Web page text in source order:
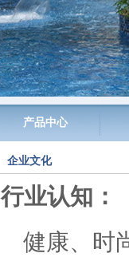
产品中心
企业文化
行业认知：
健康、时